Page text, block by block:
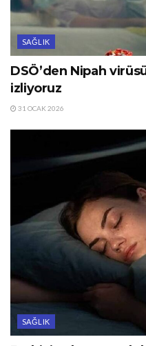
SAĞLIK
DSÖ’den Nipah
izliyoruz
31 OCAK 2026
SAĞLIK